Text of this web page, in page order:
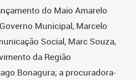
do Maio Amarelo
Municipal, Marcelo
Social, Marc Souza,
da Região
Bonagura; a procuradora-